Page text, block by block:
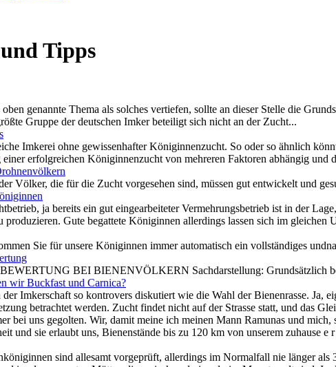
Tipps
genannte Thema als solches vertiefen, sollte an dieser Stelle die
Gruppe der deutschen Imker beteiligt sich nicht an der Zucht...
Imkerei ohne gewissenhafter Königinnenzucht. So oder so ähnlich
erfolgreichen Königinnenzucht von mehreren Faktoren abhängig und
Völker, die für die Zucht vorgesehen sind, müssen gut entwickelt und
ja bereits ein gut eingearbeiteter Vermehrungsbetrieb ist in der
produzieren. Gute begattete Königinnen allerdings lassen sich im gleichen
Sie für unsere Königinnen immer automatisch ein vollständiges
BEI BIENENVÖLKERN Sachdarstellung: Grundsätzlich
wir Buckfast und Carnica?
Imkerschaft so kontrovers diskutiert wie die Wahl der Bienenrasse. Ja,
betrachtet werden. Zucht findet nicht auf der Strasse statt, und das
bei uns gegolten. Wir, damit meine ich meinen Mann Ramunas und
und sie erlaubt uns, Bienenstände bis zu 120 km von unserem zuhause
sind allesamt vorgeprüft, allerdings im Normalfall nie länger als